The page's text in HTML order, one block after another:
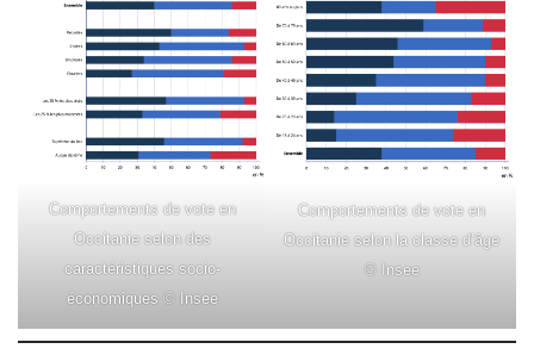
Comportements de vote en
Occitanie selon des
caractéristiques socio-
économiques © Insee
Comportements de vote en
Occitanie selon la classe d’âge
© Insee